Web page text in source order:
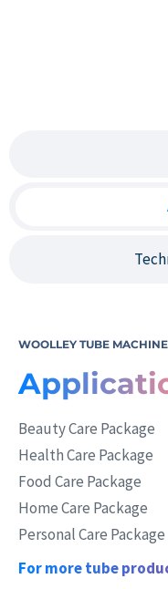
WOOLLEY TUBE MACHINE
Beauty Care Package
Health Care Package
Food Care Package
Home Care Package
Personal Care Package
For more tube